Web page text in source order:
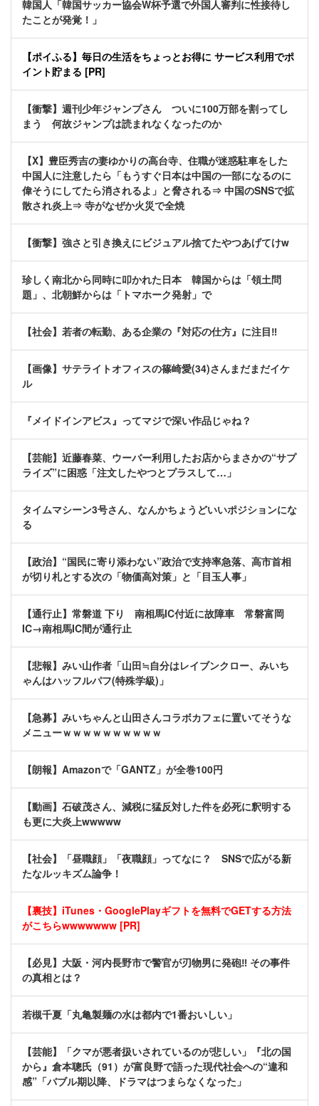
韓国人「韓国サッカー協会W杯予選で外国人審判に性接待し
たことが発覚！」
【ポイふる】毎日の生活をちょっとお得に サービス利用でポ
イント貯まる [PR]
【衝撃】週刊少年ジャンプさん ついに100万部を割ってし
まう 何故ジャンプは読まれなくなったのか
【X】豊臣秀吉の妻ゆかりの高台寺、住職が迷惑駐車をした
中国人に注意したら「もうすぐ日本は中国の一部になるのに
偉そうにしてたら消されるよ」と脅される⇒ 中国のSNSで拡
散され炎上⇒ 寺がなぜか火災で全焼
【衝撃】強さと引き換えにビジュアル捨てたやつあげてけw
珍しく南北から同時に叩かれた日本 韓国からは「領土問
題」、北朝鮮からは「トマホーク発射」で
【社会】若者の転勤、ある企業の『対応の仕方』に注目‼
【画像】サテライトオフィスの篠崎愛(34)さんまだまだイケ
ル
『メイドインアビス』ってマジで深い作品じゃね？
【芸能】近藤春菜、ウーバー利用したお店からまさかの“サプ
ライズ”に困惑「注文したやつとプラスして…」
タイムマシーン3号さん、なんかちょうどいいポジションにな
る
【政治】“国民に寄り添わない”政治で支持率急落、高市首相
が切り札とする次の「物価高対策」と「目玉人事」
【通行止】常磐道 下り 南相馬IC付近に故障車 常磐富岡
IC→南相馬IC間が通行止
【悲報】みい山作者「山田≒自分はレイブンクロー、みいち
ゃんはハッフルパフ(特殊学級)」
【急募】みいちゃんと山田さんコラボカフェに置いてそうな
メニューｗｗｗｗｗｗｗｗｗｗ
【朗報】Amazonで「GANTZ」が全巻100円
【動画】石破茂さん、減税に猛反対した件を必死に釈明する
も更に大炎上wwwww
【社会】「昼職顔」「夜職顔」ってなに？ SNSで広がる新
たなルッキズム論争！
【裏技】iTunes・GooglePlayギフトを無料でGETする方法
がこちらwwwwwww [PR]
【必見】大阪・河内長野市で警官が刃物男に発砲‼ その事件
の真相とは？
若槻千夏「丸亀製麺の水は都内で1番おいしい」
【芸能】「クマが悪者扱いされているのが悲しい」『北の国
から』倉本聰氏（91）が富良野で語った現代社会への“違和
感”「バブル期以降、ドラマはつまらなくなった」